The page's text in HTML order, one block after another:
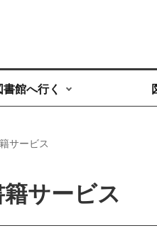
書館へ行く
サービス
サービス